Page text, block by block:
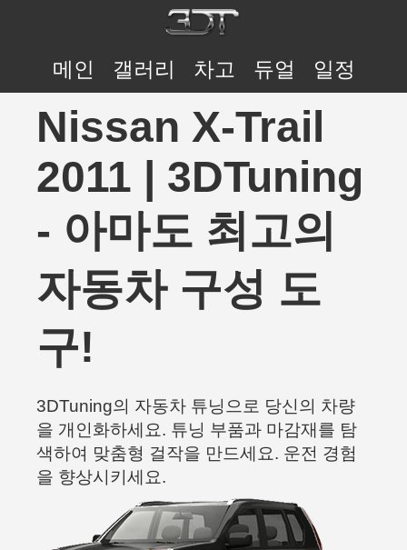
메인 갤러리 차고 듀얼 일정
Nissan X-Trail
2011 | 3DTuning
- 아마도 최고의
자동차 구성 도
구!
3DTuning의 자동차 튜닝으로 당신의 차량
을 개인화하세요. 튜닝 부품과 마감재를 탐
색하여 맞춤형 걸작을 만드세요. 운전 경험
을 향상시키세요.